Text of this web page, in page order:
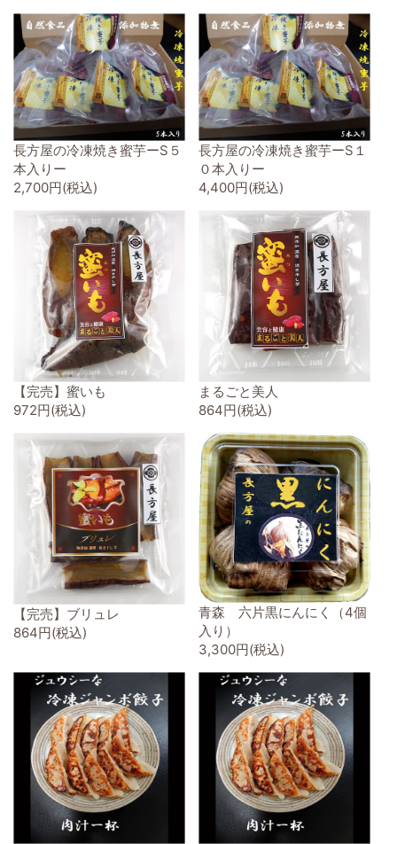
長方屋の冷凍焼き蜜芋ーS５
本入りー
2,700円(税込)
長方屋の冷凍焼き蜜芋ーS１
０本入りー
4,400円(税込)
【完売】蜜いも
972円(税込)
まるごと美人
864円(税込)
【完売】ブリュレ
864円(税込)
青森 六片黒にんにく（4個
入り）
3,300円(税込)